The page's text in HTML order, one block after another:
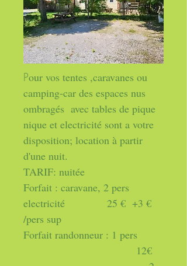
Pour vos tentes ,caravanes ou
camping-car des espaces nus
ombragés avec tables de pique
nique et electricité sont a votre
disposition; location à partir
d'une nuit.
TARIF: nuitée
Forfait : caravane, 2 pers
electricité
25 € +3 €
/pers sup
Forfait randonneur : 1 pers
12€